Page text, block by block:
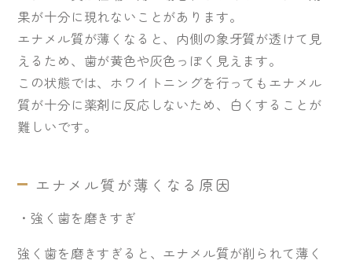
果が十分に現れないことがあります。
エナメル質が薄くなると、内側の象牙質が透けて見
えるため、歯が黄色や灰色っぽく見えます。
この状態では、ホワイトニングを行ってもエナメル
質が十分に薬剤に反応しないため、白くすることが
難しいです。
エナメル質が薄くなる原因
・強く歯を磨きすぎ
強く歯を磨きすぎると、エナメル質が削られて薄く